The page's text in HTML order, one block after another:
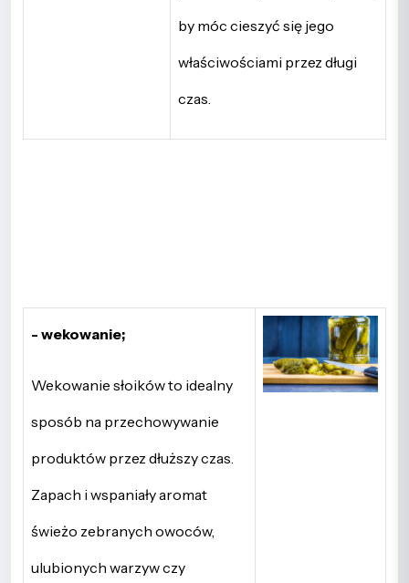
by móc cieszyć się jego
właściwościami przez długi
czas.
- wekowanie;
Wekowanie słoików to idealny
sposób na przechowywanie
produktów przez dłuższy czas.
Zapach i wspaniały aromat
świeżo zebranych owoców,
ulubionych warzyw czy